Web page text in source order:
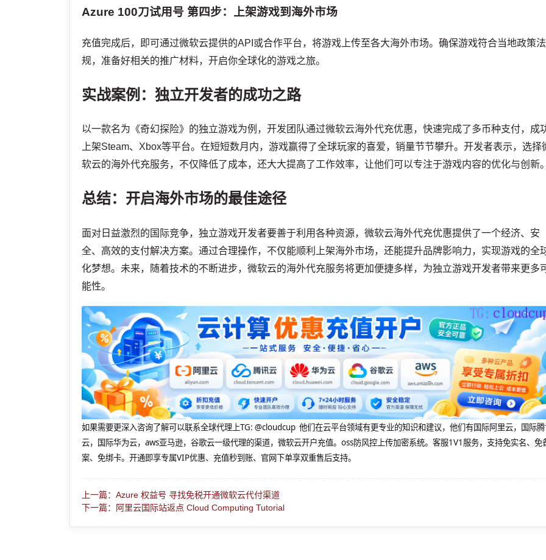
Azure 100刀试用号 第四步：上架游戏到海外市场
充值完成后，即可通过微软云提供的API或合作平台，将游戏上传至各大海外市场。确保游戏符合当地政策法
规，准备好相关的推广材料，开启你全球化的游戏之旅。
实战案例：独立开发者的成功之路
以一款名为《奇幻探险》的独立游戏为例，开发团队通过微软云海外代充优惠，快速完成了多币种支付，成
上架Steam、Xbox等平台。在短短数月内，游戏赢得了全球玩家的喜爱，销量节节攀升。开发者表示，选择
软云的海外代充服务，不仅降低了成本，还大大提高了工作效率，让他们可以专注于游戏内容的优化与创新。
总结：开启海外市场的最佳途径
面对日益激烈的国际竞争，独立游戏开发者要善于利用各种资源，微软云海外代充优惠提供了一个经济、安
全、高效的支付解决方案。通过合理操作，不仅能顺利上架海外市场，还能提升品牌影响力，实现游戏的全
化梦想。未来，随着技术的不断进步，微软云的海外代充服务将更加便捷多样，为独立游戏开发者带来更多
能性。
如果需要更深入咨询了解可以联系全球代理上TG: @cloudcup 他们在云平台领域有更专业的知识和建议，他们有国际阿里云，国际
云，国际华为云，aws亚马逊，谷歌云一级代理的渠道，微软云开户充值。oss防风控上传加密系统。客服1V1服务，支持免实名、免
案、免绑卡。开通即享专属VIP优惠、充值秒到账、官网下单享双重售后支持。
上一篇：Azure 权益号 寻找免税开通微软云代付渠道
下一篇：阿里云国际站返点 Cloud Computing Tutorial